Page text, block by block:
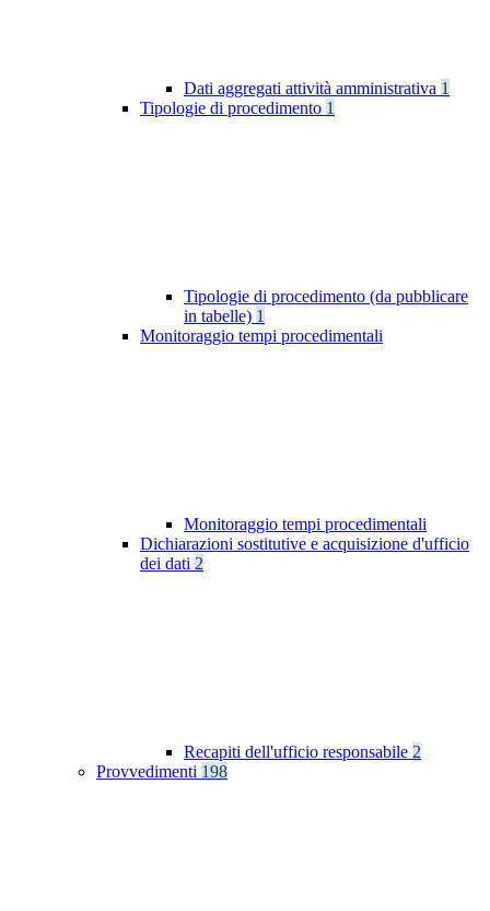
Dati aggregati attività amministrativa 1
Tipologie di procedimento 1
Tipologie di procedimento (da pubblicare
in tabelle) 1
Monitoraggio tempi procedimentali
Monitoraggio tempi procedimentali
Dichiarazioni sostitutive e acquisizione d'ufficio
dei dati 2
Recapiti dell'ufficio responsabile 2
Provvedimenti 198